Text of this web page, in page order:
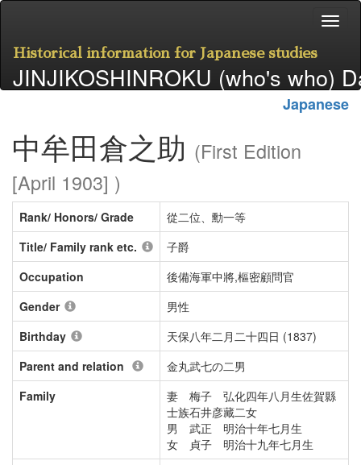
Historical information for Japanese studies
JINJIKOSHINROKU (who's who)
Japanese
中牟田倉之助 (First Edition
[April 1903] )
Rank/ Honors/ Grade
從二位、勳一等
Title/ Family rank etc.
子爵
Occupation
後備海軍中將,樞密顧問官
Gender
男性
Birthday
天保八年二月二十四日 (1837)
Parent and relation
金丸武七の二男
Family
妻 梅子 弘化四年八月生佐賀縣
士族石井彦藏二女
男 武正 明治十年七月生
女 貞子 明治十九年七月生